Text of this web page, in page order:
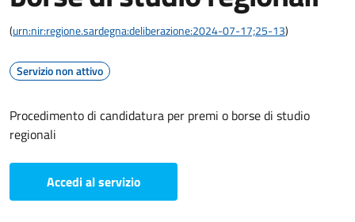
(urn:nir:regione.sardegna:deliberazione:2024-07-17;25-13)
Servizio non attivo
Procedimento di candidatura per premi o borse di studio
regionali
Accedi al servizio